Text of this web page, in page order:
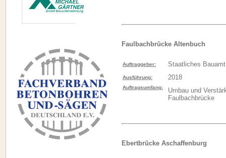
Faulbachbrücke Altenbuch
Auftraggeber: Staatliches
Ausführung: 2018
Auftragsumfang:
Umbau und
Faulbachbrücke
Ebertbrücke Aschaffenburg